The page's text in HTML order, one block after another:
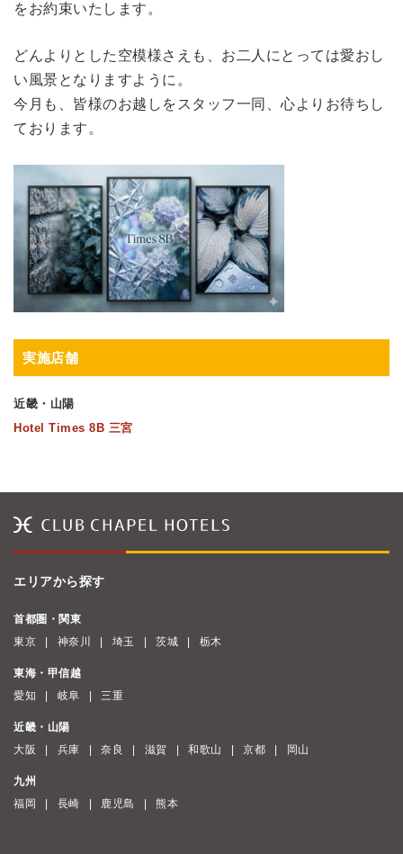
をお約束いたします。
どんよりとした空模様さえも、お二人にとっては愛おし
い風景となりますように。
今月も、皆様のお越しをスタッフ一同、心よりお待ちし
ております。
実施店舗
近畿・山陽
Hotel Times 8B 三宮
エリアから探す
首都圏・関東
東京
神奈川 埼玉 茨城 栃木
東海・甲信越
愛知
岐阜 三重
近畿・山陽
大阪
兵庫 奈良 滋賀 和歌山 京都 岡山
九州
福岡
長崎 鹿児島 熊本